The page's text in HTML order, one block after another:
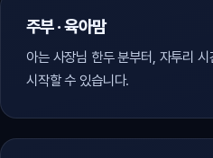
주부 · 육아맘
아는 사장님 한두 분부터, 자투리
시작할 수 있습니다.